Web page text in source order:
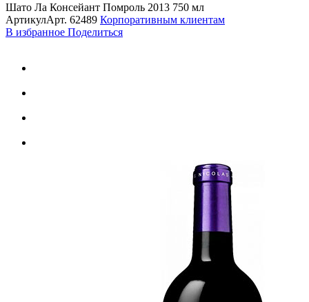
Шато Ла Консейант Помроль 2013 750 мл
АртикулАрт. 62489 Корпоративным клиентам
В избранное Поделиться